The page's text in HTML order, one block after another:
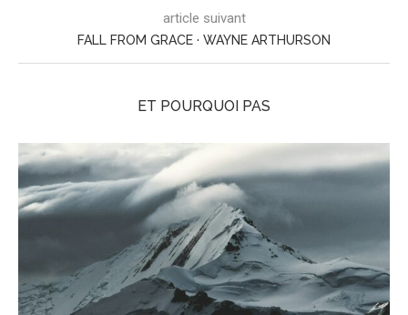
article suivant
FALL FROM GRACE · WAYNE ARTHURSON
ET POURQUOI PAS